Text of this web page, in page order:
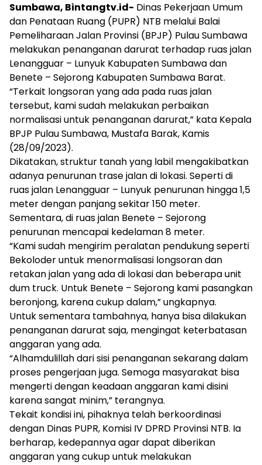
Sumbawa, Bintangtv.id- Dinas Pekerjaan Umum
dan Penataan Ruang (PUPR) NTB melalui Balai
Pemeliharaan Jalan Provinsi (BPJP) Pulau Sumbawa
melakukan penanganan darurat terhadap ruas jalan
Lenangguar – Lunyuk Kabupaten Sumbawa dan
Benete – Sejorong Kabupaten Sumbawa Barat.
“Terkait longsoran yang ada pada ruas jalan
tersebut, kami sudah melakukan perbaikan
normalisasi untuk penanganan darurat,” kata Kepala
BPJP Pulau Sumbawa, Mustafa Barak, Kamis
(28/09/2023).
Dikatakan, struktur tanah yang labil mengakibatkan
adanya penurunan trase jalan di lokasi. Seperti di
ruas jalan Lenangguar – Lunyuk penurunan hingga 1,5
meter dengan panjang sekitar 150 meter.
Sementara, di ruas jalan Benete – Sejorong
penurunan mencapai kedelaman 8 meter.
“Kami sudah mengirim peralatan pendukung seperti
Bekoloder untuk menormalisasi longsoran dan
retakan jalan yang ada di lokasi dan beberapa unit
dum truck. Untuk Benete – Sejorong kami pasangkan
beronjong, karena cukup dalam,” ungkapnya.
Untuk sementara tambahnya, hanya bisa dilakukan
penanganan darurat saja, mengingat keterbatasan
anggaran yang ada.
“Alhamdulillah dari sisi penanganan sekarang dalam
proses pengerjaan juga. Semoga masyarakat bisa
mengerti dengan keadaan anggaran kami disini
karena sangat minim,” terangnya.
Tekait kondisi ini, pihaknya telah berkoordinasi
dengan Dinas PUPR, Komisi IV DPRD Provinsi NTB. Ia
berharap, kedepannya agar dapat diberikan
anggaran yang cukup untuk melakukan